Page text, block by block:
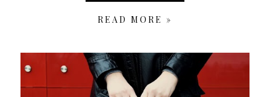
READ MORE »